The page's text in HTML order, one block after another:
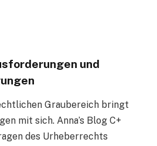
und
Graubereich bringt
mit sich. Anna’s Blog C+
des Urheberrechts